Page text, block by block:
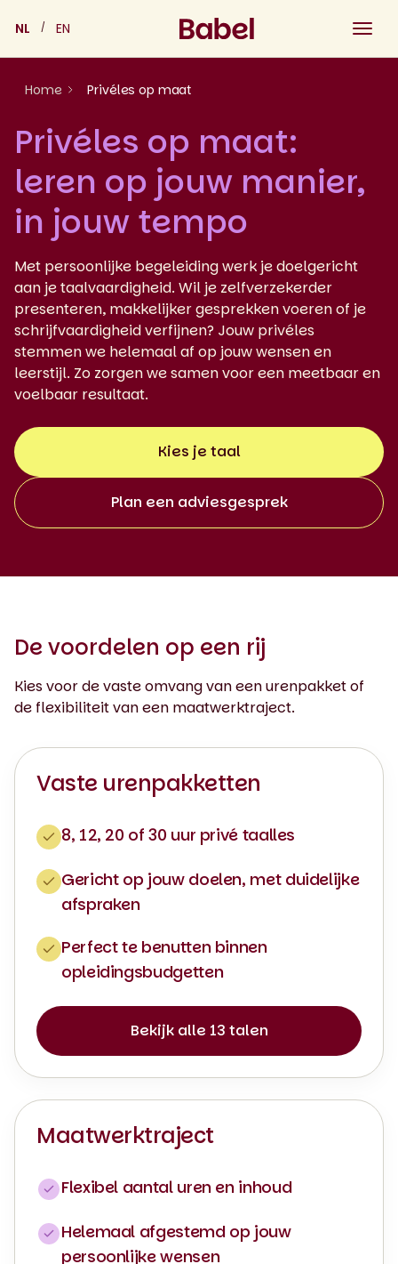
content
NL EN
Home Privéles op maat
Privéles op maat:
leren op jouw manier,
in jouw tempo
Met persoonlijke begeleiding werk je doelgericht
aan je taalvaardigheid. Wil je zelfverzekerder
presenteren, makkelijker gesprekken voeren of je
schrijfvaardigheid verfijnen? Jouw privéles
stemmen we helemaal af op jouw wensen en
leerstijl. Zo zorgen we samen voor een meetbaar en
voelbaar resultaat.
Kies je taal
Plan een adviesgesprek
De voordelen op een rij
Kies voor de vaste omvang van een urenpakket of
de flexibiliteit van een maatwerktraject.
Vaste urenpakketten
8, 12, 20 of 30 uur privé taalles
Gericht op jouw doelen, met duidelijke
afspraken
Perfect te benutten binnen
opleidingsbudgetten
Bekijk alle 13 talen
Maatwerktraject
Flexibel aantal uren en inhoud
Helemaal afgestemd op jouw
persoonlijke wensen